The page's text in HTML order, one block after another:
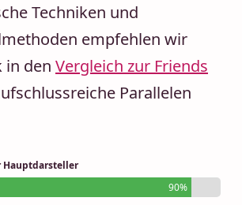
Techniken und
empfehlen wir
in den Vergleich zur Friends
Parallelen
Hauptdarsteller
90%